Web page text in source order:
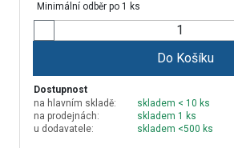
Minimální odběr po 1 ks
Do Košíku
Dostupnost
na hlavním skladě:
skladem < 10 ks
na prodejnách:
skladem 1 ks
u dodavatele:
skladem <500 ks